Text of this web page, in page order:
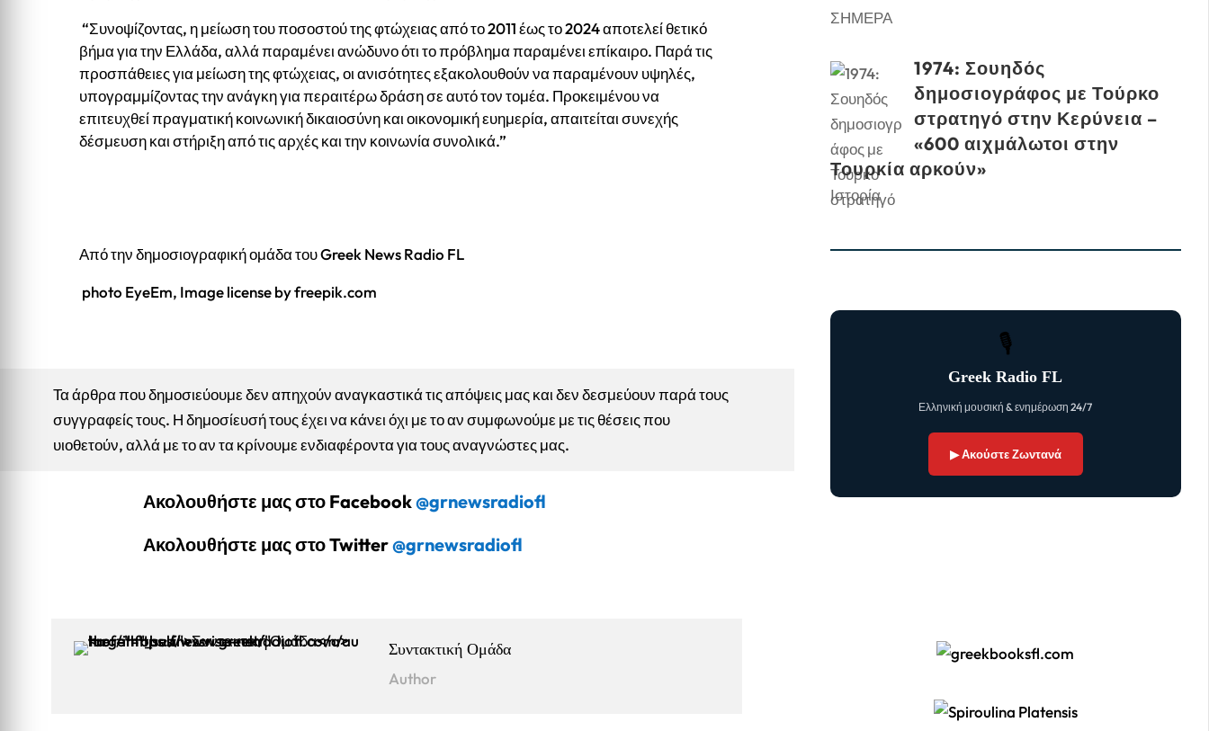
“Συνοψίζοντας, η μείωση του ποσοστού της φτώχειας από το 2011 έως το 2024 αποτελεί θετικό
βήμα για την Ελλάδα, αλλά παραμένει ανώδυνο ότι το πρόβλημα παραμένει επίκαιρο. Παρά τις
προσπάθειες για μείωση της φτώχειας, οι ανισότητες εξακολουθούν να παραμένουν υψηλές,
υπογραμμίζοντας την ανάγκη για περαιτέρω δράση σε αυτό τον τομέα. Προκειμένου να
επιτευχθεί πραγματική κοινωνική δικαιοσύνη και οικονομική ευημερία, απαιτείται συνεχής
δέσμευση και στήριξη από τις αρχές και την κοινωνία συνολικά.”
Από την δημοσιογραφική ομάδα του Greek News Radio FL
photo EyeEm, Image license by freepik.com
Τα άρθρα που δημοσιεύουμε δεν απηχούν αναγκαστικά τις απόψεις μας και δεν δεσμεύουν παρά τους
συγγραφείς τους. Η δημοσίευσή τους έχει να κάνει όχι με το αν συμφωνούμε με τις θέσεις που
υιοθετούν, αλλά με το αν τα κρίνουμε ενδιαφέροντα για τους αναγνώστες μας.
Ακολουθήστε μας στο Facebook@grnewsradiofl
Ακολουθήστε μας στο Twitter@grnewsradiofl
Συντακτική Ομάδα
Author
1974: Σουηδός
δημοσιογράφος με Τούρκο
στρατηγό στην Κερύνεια –
«600 αιχμάλωτοι στην
Τουρκία αρκούν»
Ιστορία
🎙
Greek Radio FL
Ελληνική μουσική & ενημέρωση 24/7
▶ Ακούστε Ζωντανά